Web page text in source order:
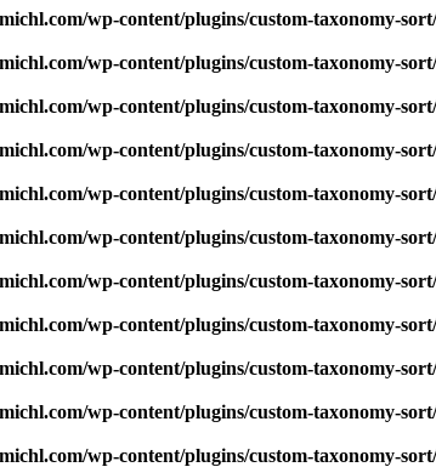
wp-content/plugins/custom-taxonomy-
wp-content/plugins/custom-taxonomy-
wp-content/plugins/custom-taxonomy-
wp-content/plugins/custom-taxonomy-
wp-content/plugins/custom-taxonomy-
wp-content/plugins/custom-taxonomy-
wp-content/plugins/custom-taxonomy-
wp-content/plugins/custom-taxonomy-
wp-content/plugins/custom-taxonomy-
wp-content/plugins/custom-taxonomy-
wp-content/plugins/custom-taxonomy-